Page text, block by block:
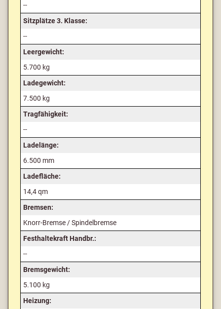
--
Sitzplätze 3. Klasse:
--
Leergewicht:
5.700 kg
Ladegewicht:
7.500 kg
Tragfähigkeit:
--
Ladelänge:
6.500 mm
Ladefläche:
14,4 qm
Bremsen:
Knorr-Bremse / Spindelbremse
Festhaltekraft Handbr.:
--
Bremsgewicht:
5.100 kg
Heizung: